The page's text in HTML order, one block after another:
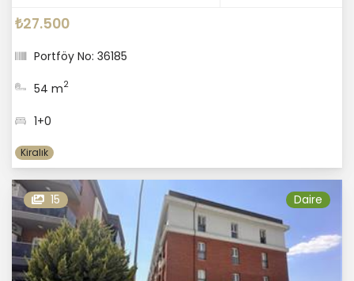
₺27.500
Portföy No: 36185
54 m2
1+0
Kiralık
15 Daire